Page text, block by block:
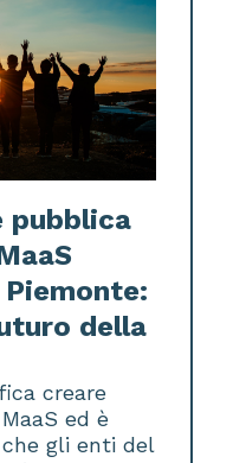
pubblica
della
creare
ed è
gli enti del